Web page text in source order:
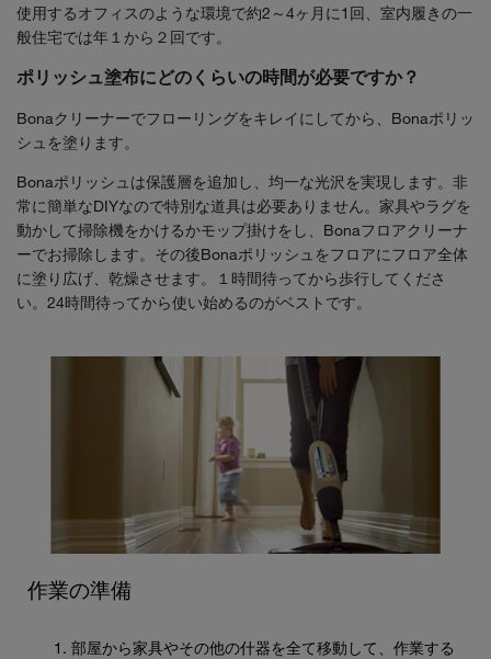
使用するオフィスのような環境で約2～4ヶ月に1回、室内履きの一
般住宅では年１から２回です。
ポリッシュ塗布にどのくらいの時間が必要ですか？
Bonaクリーナーでフローリングをキレイにしてから、Bonaポリッ
シュを塗ります。
Bonaポリッシュは保護層を追加し、均一な光沢を実現します。非
常に簡単なDIYなので特別な道具は必要ありません。家具やラグを
動かして掃除機をかけるかモップ掛けをし、Bonaフロアクリーナ
ーでお掃除します。その後Bonaポリッシュをフロアにフロア全体
に塗り広げ、乾燥させます。１時間待ってから歩行してくださ
い。24時間待ってから使い始めるのがベストです。
作業の準備
部屋から家具やその他の什器を全て移動して、作業する